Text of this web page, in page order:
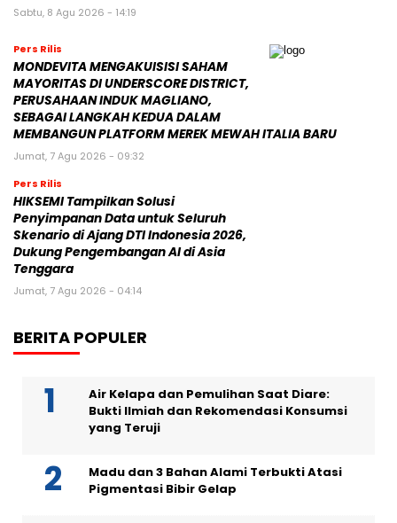
Sabtu, 8 Agu 2026 - 14:19
Pers Rilis
MONDEVITA MENGAKUISISI SAHAM
MAYORITAS DI UNDERSCORE DISTRICT,
PERUSAHAAN INDUK MAGLIANO,
SEBAGAI LANGKAH KEDUA DALAM
MEMBANGUN PLATFORM MEREK MEWAH ITALIA BARU
Jumat, 7 Agu 2026 - 09:32
Pers Rilis
HIKSEMI Tampilkan Solusi
Penyimpanan Data untuk Seluruh
Skenario di Ajang DTI Indonesia 2026,
Dukung Pengembangan AI di Asia
Tenggara
Jumat, 7 Agu 2026 - 04:14
BERITA POPULER
Air Kelapa dan Pemulihan Saat Diare:
Bukti Ilmiah dan Rekomendasi Konsumsi
yang Teruji
Madu dan 3 Bahan Alami Terbukti Atasi
Pigmentasi Bibir Gelap